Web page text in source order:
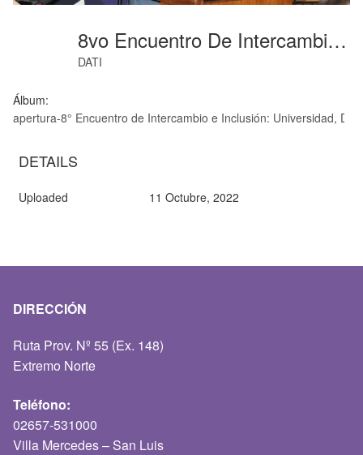
8vo Encuentro De Intercambio E Inclusión-- (17)
DATI
Álbum:
apertura-8° Encuentro de Intercambio e Inclusión: Universidad,
DETAILS
Uploaded 11 Octubre, 2022
DIRECCIÓN
Ruta Prov. Nº 55 (Ex. 148)
Extremo Norte
Teléfono:
02657-531000
Villa Mercedes – San Luis